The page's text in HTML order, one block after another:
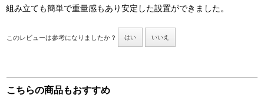
組み立ても簡単で重量感もあり安定した設置ができました。
このレビューは参考になりましたか？ はい いいえ
こちらの商品もおすすめ